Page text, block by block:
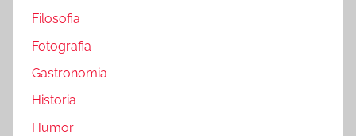
Filosofia
Fotografia
Gastronomia
Historia
Humor